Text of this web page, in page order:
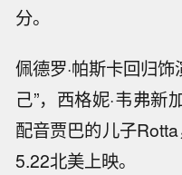
分。
佩德罗·帕斯卡回归
己”，西格妮·韦弗新
配音贾巴的儿子Rotta
5.22北美上映。